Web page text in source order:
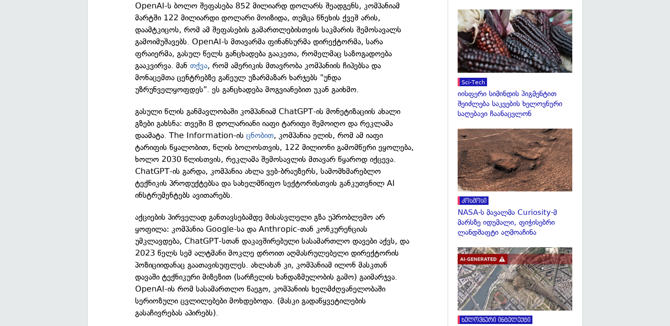
OpenAI-ს ბოლო შეფასება 852 მილიარდ დოლარს შეადგენს, კომპანიამ
მარტში 122 მილიარდი დოლარი მოიზიდა, თუმცა წნეხის ქვეშ არის,
დაამტკიცოს, რომ ამ შეფასების გამართლებისთვის საკმარის შემოსავალს
გამოიმუშავებს. OpenAI-ს მთავარმა ფინანსურმა დირექტორმა, სარა
ფრაიერმა, გასულ წელს განცხადება გააკეთა, რომელმაც საზოგადოება
გააკვირვა. მანთქვა, რომ ამერიკის მთავრობა კომპანიის ჩიპებსა და
მონაცემთა ცენტრებზე გაწეულ უზარმაზარ ხარჯებს "უნდა
უზრუნველყოფდეს". ეს განცხადება მოგვიანებით უკან გაიხმო.
გასული წლის განმავლობაში კომპანიამ ChatGPT-ის მონეტიზაციის ახალი
გზები გახსნა: თვეში 8 დოლარიანი იაფი ტარიფი შემოიღო და რეკლამა
დაამატა. The Information-ისცნობით, კომპანია ელის, რომ ამ იაფი
ტარიფის წყალობით, წლის ბოლოსთვის, 122 მილიონი გამომწერი ეყოლება,
ხოლო 2030 წლისთვის, რეკლამა შემოსავლის მთავარ წყაროდ იქცევა.
ChatGPT-ის გარდა, კომპანია ახლა ვებ-ბრაუზერს, სამომხმარებლო
ტექნიკის პროდუქტებსა და სახელმწიფო სექტორისთვის განკუთვნილ AI
ინსტრუმენტებს ავითარებს.
აქციების პირველად განთავსებამდე მისასვლელი გზა უპრობლემო არ
ყოფილა: კომპანია Google-სა და Anthropic-თან კონკურენციას
უმკლავდება, ChatGPT-სთან დაკავშირებული სასამართლო დავები აქვს, და
2023 წელს სემ ალტმანი მოკლე დროით აღმასრულებელი დირექტორის
პოზიციიდანაც გაათავისუფლეს. ახლახან კი, კომპანიამ ილონ მასკთან
დავაში ტექნიკური მიზეზით (სარჩელის ხანდაზმულობის გამო) გაიმარჯვა.
OpenAI-ის რომ სასამართლო წაეგო, კომპანიის ხელმძღვანელობაში
სერიოზული ცვლილებები მოხდებოდა. (მასკი გადაწყვეტილების
გასაჩივრებას აპირებს).
Sci-Tech
იისფერი სიმინდის პიგმენტით
შეიძლება საკვების ხელოვნური
საღებავი ჩაანაცვლონ
კოსმოსი
NASA-ს მავალმა Curiosity-მ
მარსზე იდუმალი, ფიჭისებრი
ლანდშაფტი აღმოაჩინა
ხელოვნური ინტელექტი